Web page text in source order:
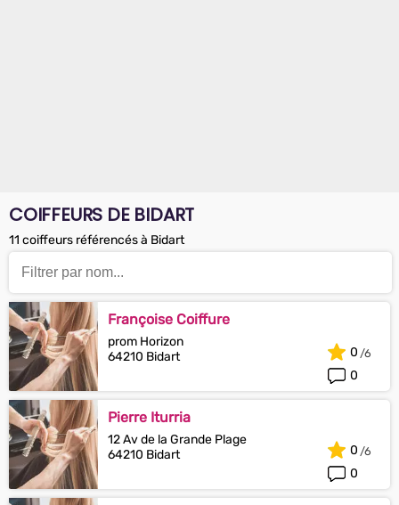
COIFFEURS DE BIDART
11 coiffeurs référencés à Bidart
Françoise Coiffure
prom Horizon
64210 Bidart
0
0
Pierre Iturria
12 Av de la Grande Plage
64210 Bidart
0
0